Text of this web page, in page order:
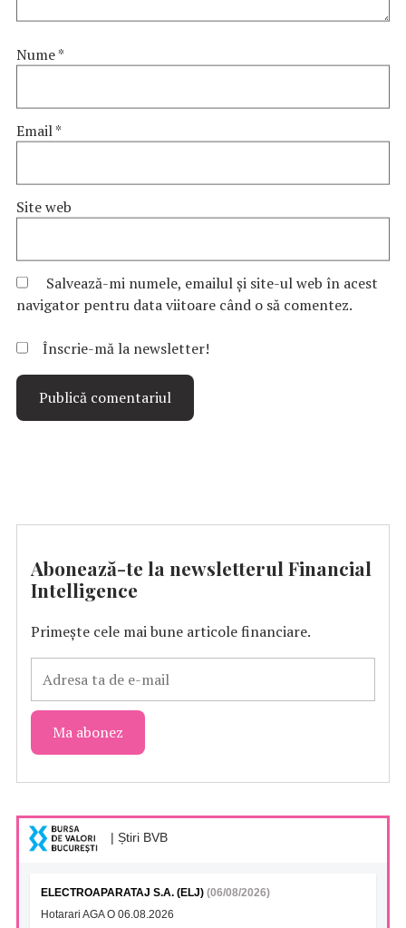
Nume*
Email*
Site web
Salvează-mi numele, emailul și site-ul web în acest
navigator pentru data viitoare când o să comentez.
Înscrie-mă la newsletter!
Abonează-te la newsletterul Financial
Intelligence
Primește cele mai bune articole financiare.
| Știri BVB
ELECTROAPARATAJ S.A. (ELJ) (06/08/2026)
Hotarari AGA O 06.08.2026